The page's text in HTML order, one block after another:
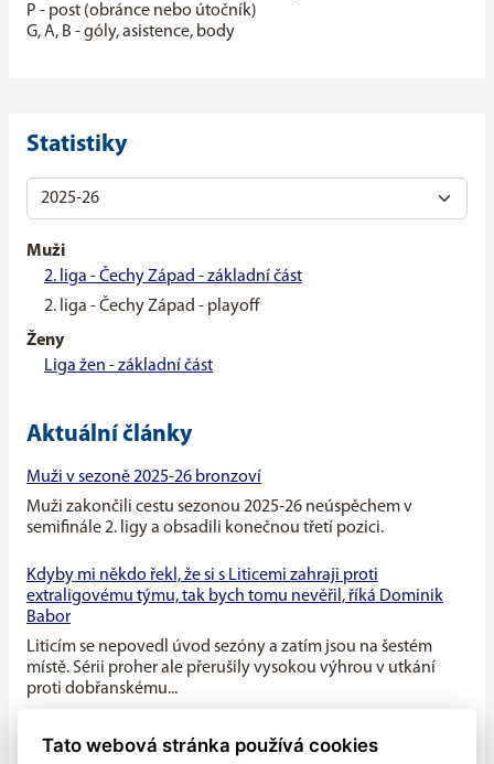
P - post (obránce nebo útočník)
G, A, B - góly, asistence, body
Statistiky
Muži
2. liga - Čechy Západ - základní část
2. liga - Čechy Západ - playoff
Ženy
Liga žen - základní část
Aktuální články
Muži v sezoně 2025-26 bronzoví
Muži zakončili cestu sezonou 2025-26 neúspěchem v
semifinále 2. ligy a obsadili konečnou třetí pozici.
Kdyby mi někdo řekl, že si s Liticemi zahraji proti
extraligovému týmu, tak bych tomu nevěřil, říká Dominik
Babor
Liticím se nepovedl úvod sezóny a zatím jsou na šestém
místě. Sérii proher ale přerušily vysokou výhrou v utkání
proti dobřanskému...
Máme v týmu ideální kombinaci dravého mládí a zkušenosti
starších hráčů, říká kapitán Litic Zdeněk Slanec
Tato webová stránka používá cookies